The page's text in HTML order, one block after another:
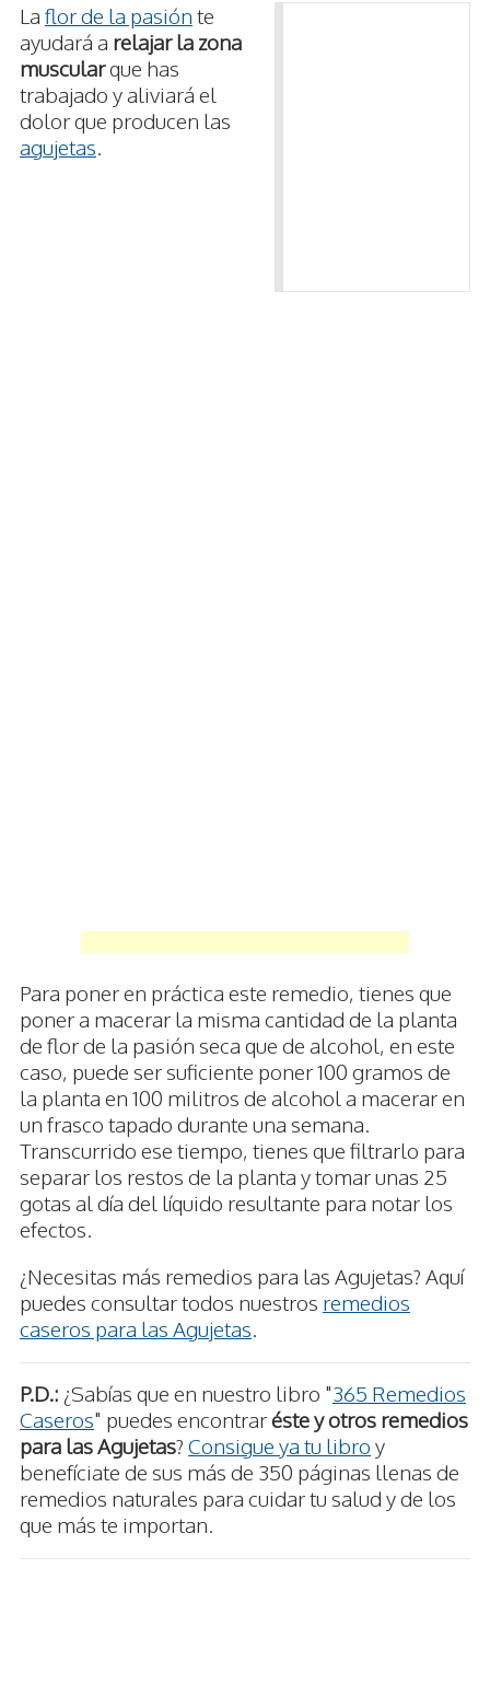
La flor de la pasión te
ayudará a relajar la zona
muscularque has
trabajado y aliviará el
dolor que producen las
agujetas
Para poner en práctica este remedio, tienes que
poner a macerar la misma cantidad de la planta
de flor de la pasión seca que de alcohol, en este
caso, puede ser suficiente poner 100 gramos de
la planta en 100 militros de alcohol a macerar en
un frasco tapado durante una semana.
Transcurrido ese tiempo, tienes que filtrarlo para
separar los restos de la planta y tomar unas 25
gotas al día del líquido resultante para notar los
efectos.
¿Necesitas más remedios para las Agujetas? Aquí
puedes consultar todos nuestros remedios
caseros para las Agujetas
P.D.: ¿Sabías que en nuestro libro "365 Remedios
Caseros" puedes encontraréste y otros remedios
para las Agujetas? Consigue ya tu libro y
benefíciate de sus más de 350 páginas llenas de
remedios naturales para cuidar tu salud y de los
que más te importan.